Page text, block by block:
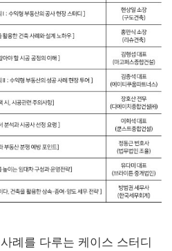
례를 다루는 케이스 스터디